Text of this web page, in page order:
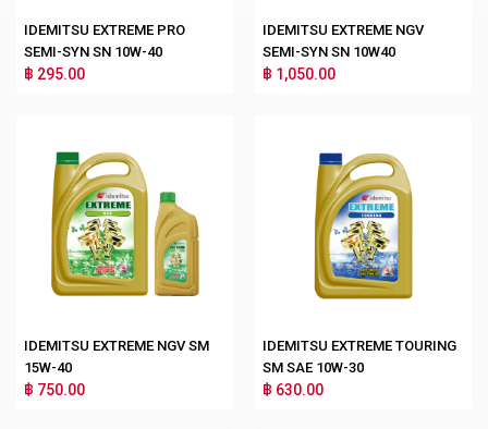
IDEMITSU EXTREME PRO
SEMI-SYN SN 10W-40
฿ 295.00
IDEMITSU EXTREME NGV
SEMI-SYN SN 10W40
฿ 1,050.00
IDEMITSU EXTREME NGV SM
15W-40
฿ 750.00
IDEMITSU EXTREME TOURING
SM SAE 10W-30
฿ 630.00